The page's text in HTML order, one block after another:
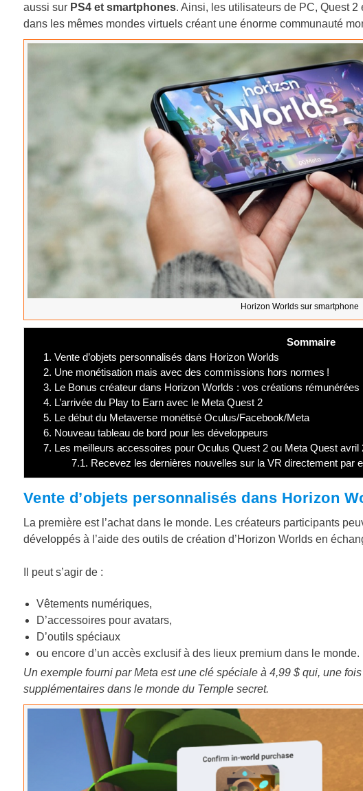
aussi sur PS4 et smartphones. Ainsi, les utilisateurs de PC, Quest
dans les mêmes mondes virtuels créant une énorme communauté
Horizon Worlds sur smartphone
Sommaire
1. Vente d’objets personnalisés dans Horizon Worlds
2. Une monétisation mais avec des commissions hors normes !
3. Le Bonus créateur dans Horizon Worlds : vos créations rémunérées
4. L’arrivée du Play to Earn avec le Meta Quest 2
5. Le début du Metaverse monétisé Oculus/Facebook/Meta
6. Nouveau tableau de bord pour les développeurs
7. Les meilleurs accessoires pour Oculus Quest 2 ou Meta Quest avril
7.1. Recevez les dernières nouvelles sur la VR directement par
Vente d’objets personnalisés dans Horizon
La première est l’achat dans le monde. Les créateurs participants
développés à l’aide des outils de création d’Horizon Worlds en
Il peut s’agir de :
Vêtements numériques,
D’accessoires pour avatars,
D’outils spéciaux
ou encore d’un accès exclusif à des lieux premium dans le monde.
Un exemple fourni par Meta est une clé spéciale à 4,99 $ qui, une
supplémentaires dans le monde du Temple secret.